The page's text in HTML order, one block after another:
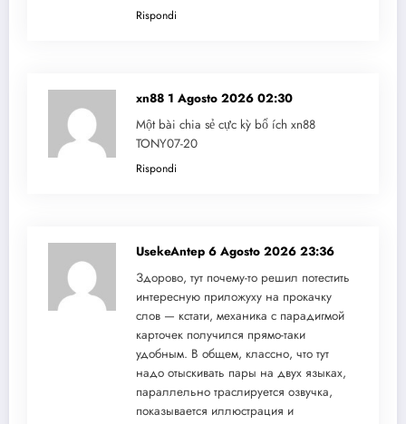
Rispondi
xn88 1 Agosto 2026 02:30
Một bài chia sẻ cực kỳ bổ ích xn88
TONY07-20
Rispondi
UsekeAntep 6 Agosto 2026 23:36
Здорово, тут почему-то решил потестить
интересную приложуху на прокачку
слов — кстати, механика с парадигмой
карточек получился прямо-таки
удобным. В общем, классно, что тут
надо отыскивать пары на двух языках,
параллельно траслируется озвучка,
показывается иллюстрация и